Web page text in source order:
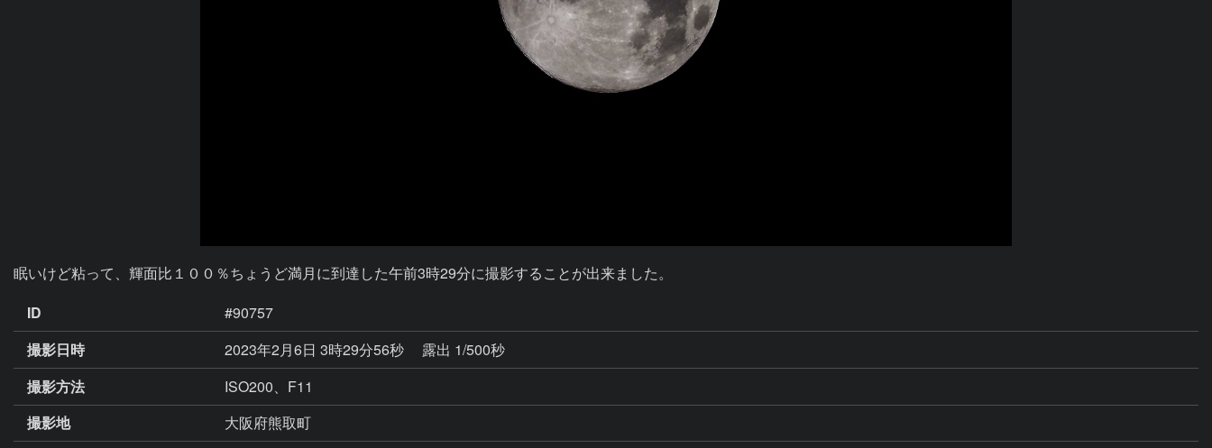
眠いけど粘って、輝面比１００％ちょうど満月に到達した午前3時29分に撮影することが出来ました。
ID
#90757
撮影日時
2023年2月6日 3時29分56秒
露出 1/500秒
撮影方法
ISO200、F11
撮影地
大阪府熊取町